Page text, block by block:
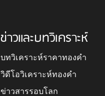
ข่าวและบทวิเคราะห์
บทวิเคราะห์ราคาทองคำ
วิดีโอวิเคราะห์ทองคำ
ข่าวสารรอบโลก